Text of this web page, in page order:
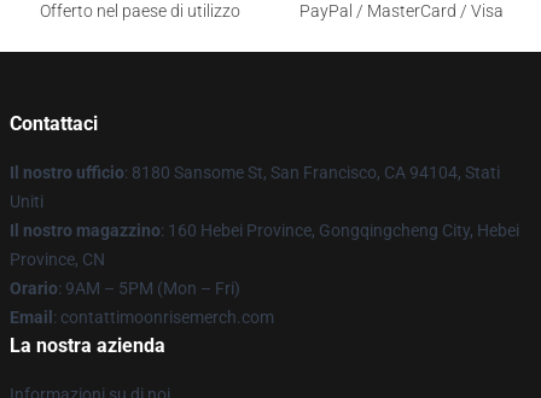
Offerto nel paese di utilizzo
PayPal / MasterCard / Visa
Contattaci
Il nostro ufficio: 8180 Sansome St, San Francisco, CA 94104, Stati
Uniti
Il nostro magazzino: 160 Hebei Province, Gongqingcheng City, Hebei
Province, CN
Orario: 9AM – 5PM (Mon – Fri)
Email : contattimoonrisemerch.com
La nostra azienda